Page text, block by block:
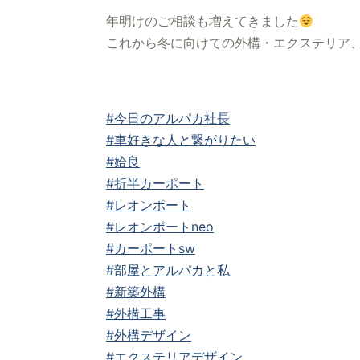
年明けのご相談も増えてきました
これから冬に向けての外構・エクステリア
#今日のアルパカ社長
#車好きな人と繋がりたい
#姶良
#折半カーポート
#レオンポート
#レオンポートneo
#カーポートsw
#部屋とアルパカと私
#新築外構
#外構工事
#外構デザイン
#エクステリアデザイン